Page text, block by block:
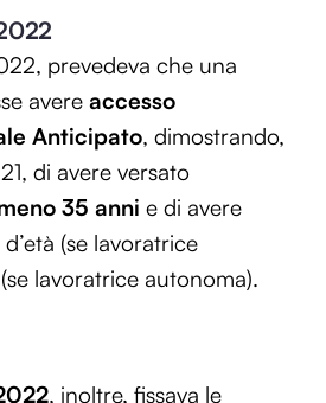
prevedeva che una
avere accesso
Anticipato, dimostrando,
di avere versato
35 anni e di avere
(se lavoratrice
lavoratrice autonoma).
, inoltre, fissava le